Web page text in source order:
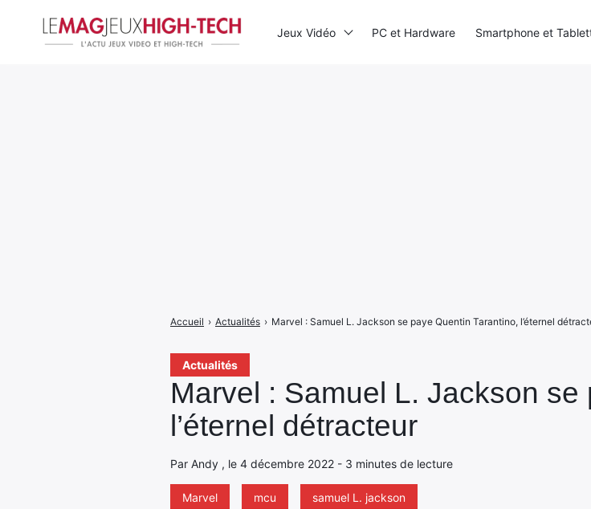
Actualités
Marvel : Samuel L. Jackson se
l’éternel détracteur
Par Andy , le 4 décembre 2022 - 3 minutes de lecture
Marvel mcu samuel L. jackson
Accueil › Actualités › Marvel : Samuel L. Jackson se paye Quentin Tarantino, l’éternel
Jeux Vidéo PC et Hardware Smartphone et